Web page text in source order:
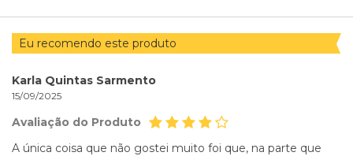
Eu recomendo este produto
Karla Quintas Sarmento
15/09/2025
Avaliação do Produto
A única coisa que não gostei muito foi que, na parte que